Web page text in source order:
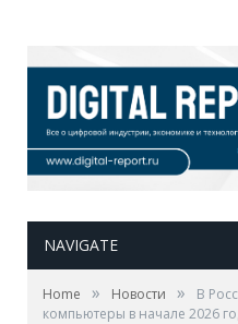
NAVIGATE
Home » Новости »
В
компьютеры в начале 2026